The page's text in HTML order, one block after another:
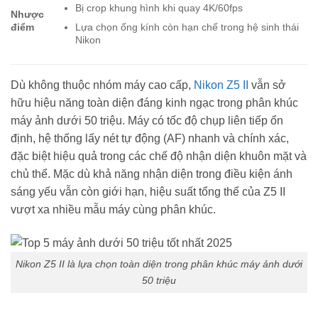
Nhược
điểm
Bị crop khung hình khi quay 4K/60fps
Lựa chọn ống kính còn hạn chế trong hệ sinh thái
Nikon
Dù không thuộc nhóm máy cao cấp, Nikon Z5 II
vẫn sở
hữu hiệu năng toàn diện đáng kinh ngạc trong phân khúc
máy ảnh dưới 50 triệu. Máy có tốc độ chụp liên tiếp ổn
định, hệ thống lấy nét tự động (AF) nhanh và chính xác,
đặc biệt hiệu quả trong các chế độ nhận diện khuôn mặt và
chủ thể. Mặc dù khả năng nhận diện trong điều kiện ánh
sáng yếu vẫn còn giới hạn, hiệu suất tổng thể của Z5 II
vượt xa nhiều mẫu máy cùng phân khúc.
Nikon Z5 II là lựa chọn toàn diện trong phân khúc máy ảnh dưới
50 triệu